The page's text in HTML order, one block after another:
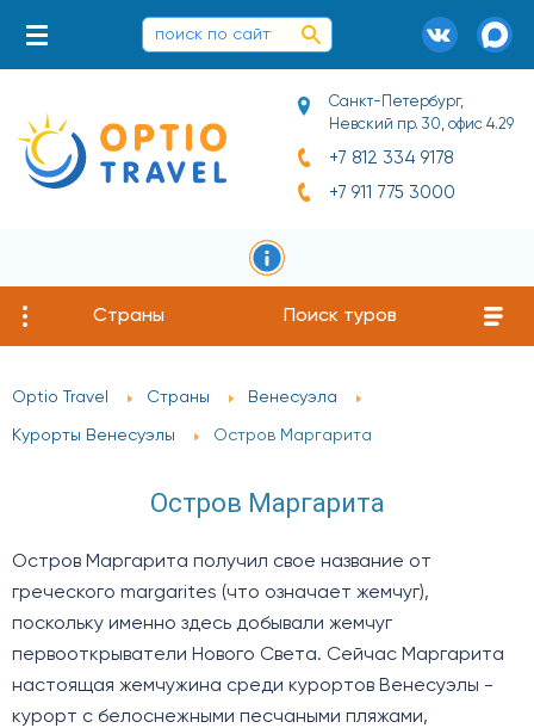
Санкт-Петербург,
Невский пр. 30, офис 4.29
+7 812 334 9178
+7 911 775 3000
Страны Поиск туров
Optio Travel Страны Венесуэла
Курорты Венесуэлы Остров Маргарита
Остров Маргарита
Остров Маргарита получил свое название от
греческого margarites (что означает жемчуг),
поскольку именно здесь добывали жемчуг
первооткрыватели Нового Света. Сейчас Маргарита
настоящая жемчужина среди курортов Венесуэлы -
курорт с белоснежными песчаными пляжами,